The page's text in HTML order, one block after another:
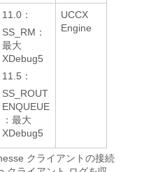
11.0：
SS_RM：
最大
XDebug5
11.5：
SS_ROUT
ENQUEUE
：最大
XDebug5
UCCX
Engine
クライアントの接続